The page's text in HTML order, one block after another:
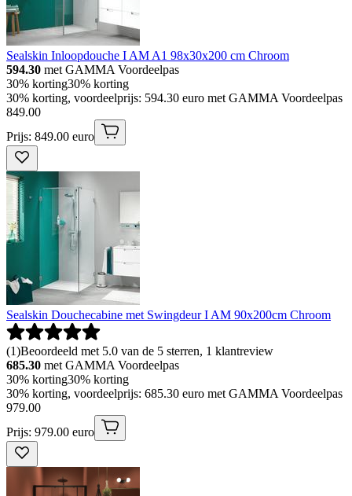
Sealskin Inloopdouche I AM A1 98x30x200 cm Chroom
594.30 met GAMMA Voordeelpas
30% korting30% korting
30% korting, voordeelprijs: 594.30 euro met GAMMA Voordeelpas
849.00
Prijs: 849.00 euro
Sealskin Douchecabine met Swingdeur I AM 90x200cm Chroom
(1)Beoordeeld met 5.0 van de 5 sterren, 1 klantreview
685.30 met GAMMA Voordeelpas
30% korting30% korting
30% korting, voordeelprijs: 685.30 euro met GAMMA Voordeelpas
979.00
Prijs: 979.00 euro